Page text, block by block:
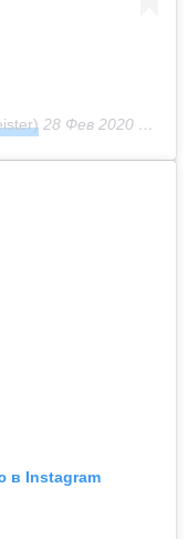
28 Фев 2020 в 11:44 PST
в Instagram